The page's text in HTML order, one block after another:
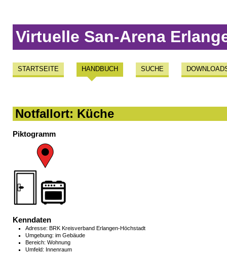
Virtuelle San-Arena
STARTSEITE HANDBUCH SUCHE
Notfallort: Küche
Piktogramm
Kenndaten
Adresse: BRK Kreisverband Erlangen-Höchstadt
Umgebung: im Gebäude
Bereich: Wohnung
Umfeld: Innenraum